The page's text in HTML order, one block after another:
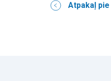
Atpakaļ